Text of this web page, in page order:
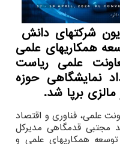
شرکتهای دانش
همکاریهای علمی
علمی ریاست
نمایشگاهی حوزه
برپا شد.
علمی، فناوری و اقتصاد
مجتبی قدمگاهی مدیرکل
همکاریهای علمی و